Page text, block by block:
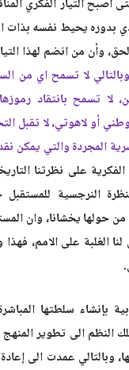
أصبح التيار الفكري
بدوره يحيط نفسه
وأن من انضم لهذا
وبالتالي لا تسمح اي من
لا تسمح بانتقاد
أو لاهوتي، لا تقبل
المجردة والتي يمكن
على نظرتنا
النرجسية
من حولها يخشانا، وان
الغلبة على الامم، فهذا
بإنشاء سلطتها
النظم الى تطوير
وبالتالي عمدت الى إعادة